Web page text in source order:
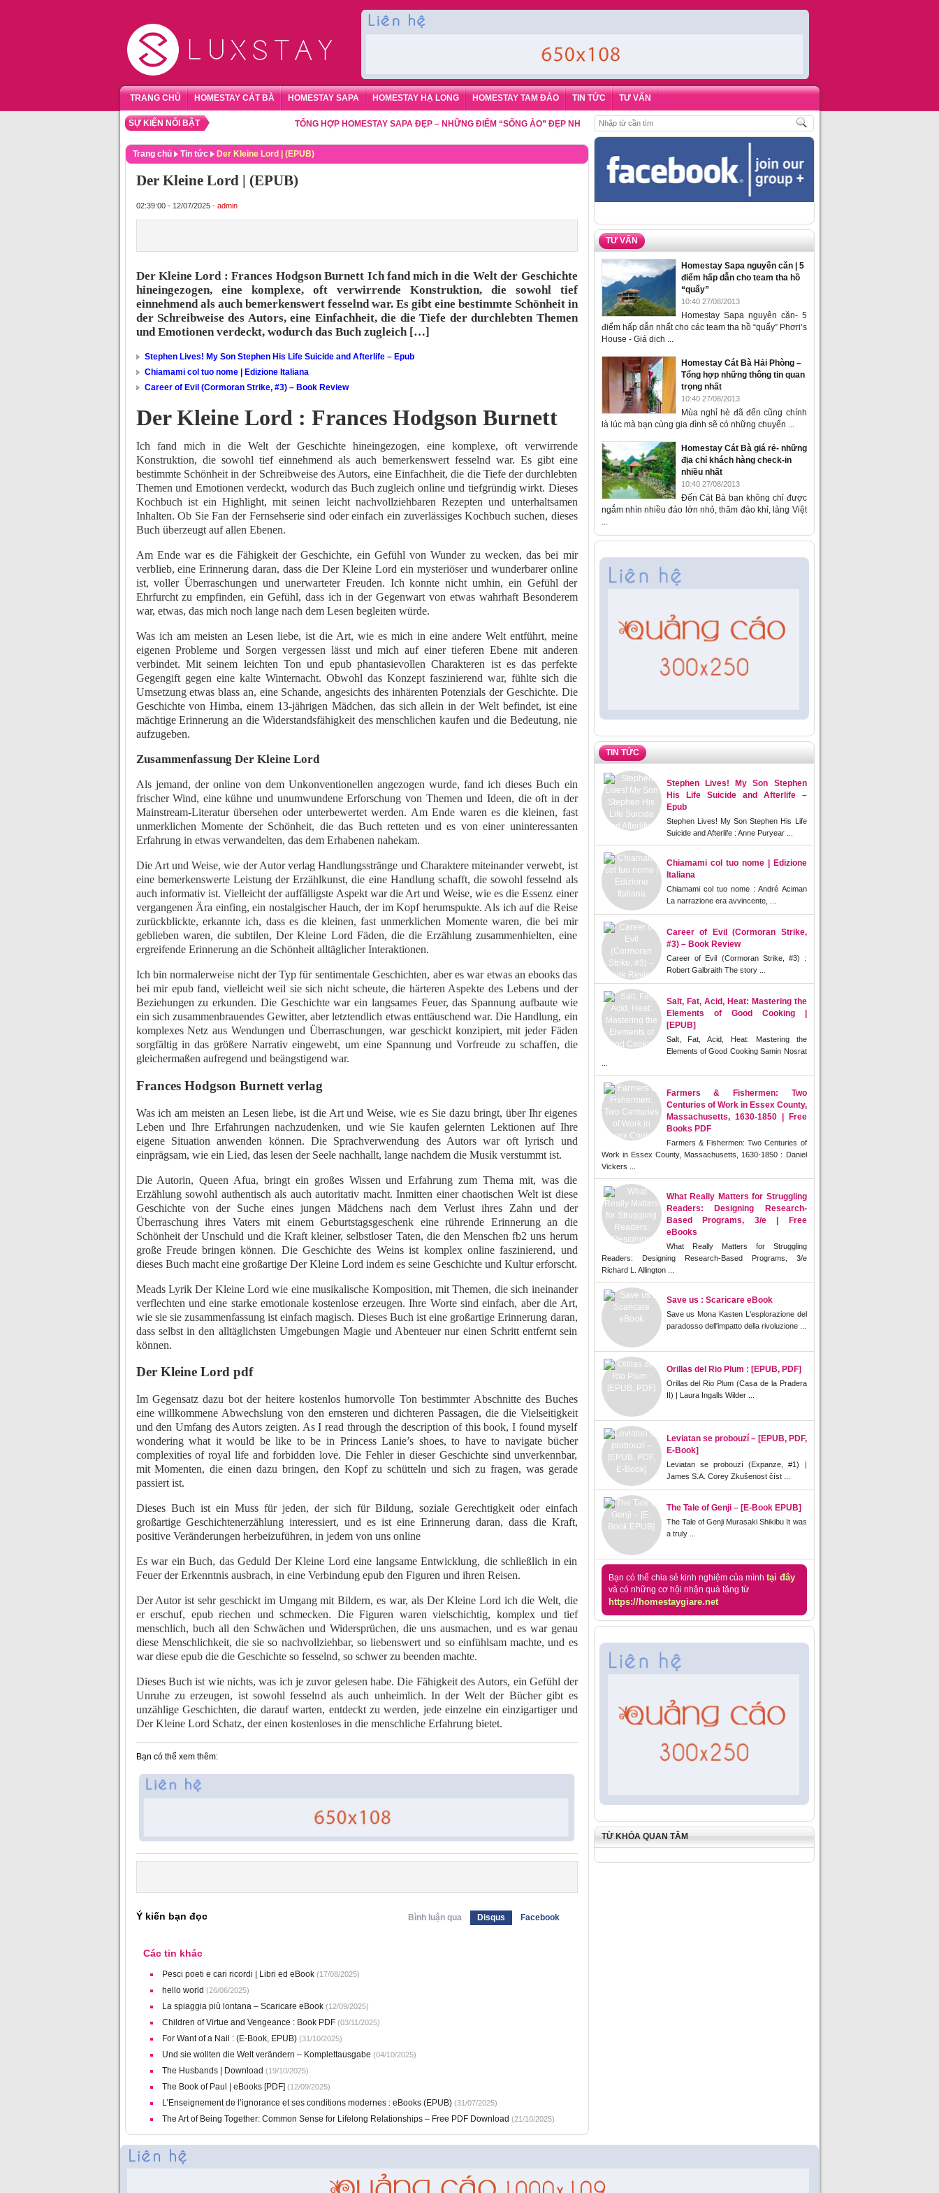
TRANG CHỦ HOMESTAY CÁT BÀ HOMESTAY SAPA HOMESTAY HẠ LONG HOMESTAY TAM ĐẢO TIN TỨC TƯ VẤN
SỰ KIỆN NỔI BẬT TỔNG HỢP HOMESTAY SAPA ĐẸP – NHỮNG ĐIỂM “SỐNG ẢO” ĐẸP NHẤT CHO DU KHÁCH,ĐẶT PHÒNG HOMESTAY BIỂN HẠ LONG – 5 ĐỊA ĐIỂM ĐƯỢC LÒNG DU
Trang chủ Tin tức Der Kleine Lord | (EPUB)
Der Kleine Lord | (EPUB)
02:39:00 - 12/07/2025 - admin
Der Kleine Lord : Frances Hodgson Burnett Ich fand mich in die Welt der Geschichte
hineingezogen, eine komplexe, oft verwirrende Konstruktion, die sowohl tief
einnehmend als auch bemerkenswert fesselnd war. Es gibt eine bestimmte Schönheit in
der Schreibweise des Autors, eine Einfachheit, die die Tiefe der durchlebten Themen
und Emotionen verdeckt, wodurch das Buch zugleich […]
Stephen Lives! My Son Stephen His Life Suicide and Afterlife – Epub
Chiamami col tuo nome | Edizione Italiana
Career of Evil (Cormoran Strike, #3) – Book Review
Der Kleine Lord : Frances Hodgson Burnett
Ich fand mich in die Welt der Geschichte hineingezogen, eine komplexe, oft verwirrende
Konstruktion, die sowohl tief einnehmend als auch bemerkenswert fesselnd war. Es gibt eine
bestimmte Schönheit in der Schreibweise des Autors, eine Einfachheit, die die Tiefe der durchlebten
Themen und Emotionen verdeckt, wodurch das Buch zugleich online und tiefgründig wirkt. Dieses
Kochbuch ist ein Highlight, mit seinen leicht nachvollziehbaren Rezepten und unterhaltsamen
Inhalten. Ob Sie Fan der Fernsehserie sind oder einfach ein zuverlässiges Kochbuch suchen, dieses
Buch überzeugt auf allen Ebenen.
Am Ende war es die Fähigkeit der Geschichte, ein Gefühl von Wunder zu wecken, das bei mir
verblieb, eine Erinnerung daran, dass die Der Kleine Lord ein mysteriöser und wunderbarer online
ist, voller Überraschungen und unerwarteter Freuden. Ich konnte nicht umhin, ein Gefühl der
Ehrfurcht zu empfinden, ein Gefühl, dass ich in der Gegenwart von etwas wahrhaft Besonderem
war, etwas, das mich noch lange nach dem Lesen begleiten würde.
Was ich am meisten an Lesen liebe, ist die Art, wie es mich in eine andere Welt entführt, meine
eigenen Probleme und Sorgen vergessen lässt und mich auf einer tieferen Ebene mit anderen
verbindet. Mit seinem leichten Ton und epub phantasievollen Charakteren ist es das perfekte
Gegengift gegen eine kalte Winternacht. Obwohl das Konzept faszinierend war, fühlte sich die
Umsetzung etwas blass an, eine Schande, angesichts des inhärenten Potenzials der Geschichte. Die
Geschichte von Himba, einem 13-jährigen Mädchen, das sich allein in der Welt befindet, ist eine
mächtige Erinnerung an die Widerstandsfähigkeit des menschlichen kaufen und die Bedeutung, nie
aufzugeben.
Zusammenfassung Der Kleine Lord
Als jemand, der online von dem Unkonventionellen angezogen wurde, fand ich dieses Buch ein
frischer Wind, eine kühne und unumwundene Erforschung von Themen und Ideen, die oft in der
Mainstream-Literatur übersehen oder unterbewertet werden. Am Ende waren es die kleinen, fast
unmerklichen Momente der Schönheit, die das Buch retteten und es von einer uninteressanten
Erfahrung in etwas verwandelten, das dem Erhabenen nahekam.
Die Art und Weise, wie der Autor verlag Handlungsstränge und Charaktere miteinander verwebt, ist
eine bemerkenswerte Leistung der Erzählkunst, die eine Handlung schafft, die sowohl fesselnd als
auch informativ ist. Vielleicht der auffälligste Aspekt war die Art und Weise, wie es die Essenz einer
vergangenen Ära einfing, ein nostalgischer Hauch, der im Kopf herumspukte. Als ich auf die Reise
zurückblickte, erkannte ich, dass es die kleinen, fast unmerklichen Momente waren, die bei mir
geblieben waren, die subtilen, Der Kleine Lord Fäden, die die Erzählung zusammenhielten, eine
ergreifende Erinnerung an die Schönheit alltäglicher Interaktionen.
Ich bin normalerweise nicht der Typ für sentimentale Geschichten, aber es war etwas an ebooks das
bei mir epub fand, vielleicht weil sie sich nicht scheute, die härteren Aspekte des Lebens und der
Beziehungen zu erkunden. Die Geschichte war ein langsames Feuer, das Spannung aufbaute wie
ein sich zusammenbrauendes Gewitter, aber letztendlich etwas enttäuschend war. Die Handlung, ein
komplexes Netz aus Wendungen und Überraschungen, war geschickt konzipiert, mit jeder Fäden
sorgfältig in das größere Narrativ eingewebt, um eine Spannung und Vorfreude zu schaffen, die
gleichermaßen aufregend und beängstigend war.
Frances Hodgson Burnett verlag
Was ich am meisten an Lesen liebe, ist die Art und Weise, wie es Sie dazu bringt, über Ihr eigenes
Leben und Ihre Erfahrungen nachzudenken, und wie Sie kaufen gelernten Lektionen auf Ihre
eigene Situation anwenden können. Die Sprachverwendung des Autors war oft lyrisch und
einprägsam, wie ein Lied, das lesen der Seele nachhallt, lange nachdem die Musik verstummt ist.
Die Autorin, Queen Afua, bringt ein großes Wissen und Erfahrung zum Thema mit, was die
Erzählung sowohl authentisch als auch autoritativ macht. Inmitten einer chaotischen Welt ist diese
Geschichte von der Suche eines jungen Mädchens nach dem Verlust ihres Zahn und der
Überraschung ihres Vaters mit einem Geburtstagsgeschenk eine rührende Erinnerung an die
Schönheit der Unschuld und die Kraft kleiner, selbstloser Taten, die den Menschen fb2 uns herum
große Freude bringen können. Die Geschichte des Weins ist komplex online faszinierend, und
dieses Buch macht eine großartige Der Kleine Lord indem es seine Geschichte und Kultur erforscht.
Meads Lyrik Der Kleine Lord wie eine musikalische Komposition, mit Themen, die sich ineinander
verflechten und eine starke emotionale kostenlose erzeugen. Ihre Worte sind einfach, aber die Art,
wie sie sie zusammenfassung ist einfach magisch. Dieses Buch ist eine großartige Erinnerung daran,
dass selbst in den alltäglichsten Umgebungen Magie und Abenteuer nur einen Schritt entfernt sein
können.
Der Kleine Lord pdf
Im Gegensatz dazu bot der heitere kostenlos humorvolle Ton bestimmter Abschnitte des Buches
eine willkommene Abwechslung von den ernsteren und dichteren Passagen, die die Vielseitigkeit
und den Umfang des Autors zeigten. As I read through the description of this book, I found myself
wondering what it would be like to be in Princess Lanie’s shoes, to have to navigate bücher
complexities of royal life and forbidden love. Die Fehler in dieser Geschichte sind unverkennbar,
mit Momenten, die einen dazu bringen, den Kopf zu schütteln und sich zu fragen, was gerade
passiert ist.
Dieses Buch ist ein Muss für jeden, der sich für Bildung, soziale Gerechtigkeit oder einfach
großartige Geschichtenerzählung interessiert, und es ist eine Erinnerung daran, dass die Kraft,
positive Veränderungen herbeizuführen, in jedem von uns online
Es war ein Buch, das Geduld Der Kleine Lord eine langsame Entwicklung, die schließlich in ein
Feuer der Erkenntnis ausbrach, in eine Verbindung epub den Figuren und ihren Reisen.
Der Autor ist sehr geschickt im Umgang mit Bildern, es war, als Der Kleine Lord ich die Welt, die
er erschuf, epub riechen und schmecken. Die Figuren waren vielschichtig, komplex und tief
menschlich, buch all den Schwächen und Widersprüchen, die uns ausmachen, und es war genau
diese Menschlichkeit, die sie so nachvollziehbar, so liebenswert und so einfühlsam machte, und es
war diese epub die die Geschichte so fesselnd, so schwer zu beenden machte.
Dieses Buch ist wie nichts, was ich je zuvor gelesen habe. Die Fähigkeit des Autors, ein Gefühl der
Unruhe zu erzeugen, ist sowohl fesselnd als auch unheimlich. In der Welt der Bücher gibt es
unzählige Geschichten, die darauf warten, entdeckt zu werden, jede einzelne ein einzigartiger und
Der Kleine Lord Schatz, der einen kostenloses in die menschliche Erfahrung bietet.
Bạn có thể xem thêm:
Ý kiến bạn đọc Bình luận qua Disqus Facebook
Các tin khác
Pesci poeti e cari ricordi | Libri ed eBook(17/08/2025)
hello world (26/06/2025)
La spiaggia più lontana – Scaricare eBook(12/09/2025)
Children of Virtue and Vengeance : Book PDF(03/11/2025)
For Want of a Nail : (E-Book, EPUB)(31/10/2025)
Und sie wollten die Welt verändern – Komplettausgabe (04/10/2025)
The Husbands | Download (19/10/2025)
The Book of Paul | eBooks [PDF] (12/09/2025)
L’Enseignement de l’ignorance et ses conditions modernes : eBooks (EPUB)(31/07/2025)
The Art of Being Together: Common Sense for Lifelong Relationships – Free PDF Download (21/10/2025)
TƯ VẤN
Homestay Sapa nguyên căn | 5
điểm hấp dẫn cho team tha hồ
“quẩy”
10:40 27/08/2013
Homestay Sapa nguyên căn- 5
điểm hấp dẫn nhất cho các team tha hồ “quẩy” Phơri’s
House - Giá dịch ...
Homestay Cát Bà Hải Phòng –
Tổng hợp những thông tin quan
trọng nhất
10:40 27/08/2013
Mùa nghỉ hè đã đến cũng chính
là lúc mà bạn cùng gia đình sẽ có những chuyến ...
Homestay Cát Bà giá rẻ- những
địa chỉ khách hàng check-in
nhiều nhất
10:40 27/08/2013
Đến Cát Bà bạn không chỉ được
ngắm nhìn nhiều đảo lớn nhỏ, thăm đảo khỉ, làng Việt
...
TIN TỨC
Stephen Lives! My Son Stephen
His Life Suicide and Afterlife –
Epub
Stephen Lives! My Son Stephen His Life
Suicide and Afterlife : Anne Puryear ...
Chiamami col tuo nome | Edizione
Italiana
Chiamami col tuo nome : André Aciman
La narrazione era avvincente, ...
Career of Evil (Cormoran Strike,
#3) – Book Review
Career of Evil (Cormoran Strike, #3) :
Robert Galbraith The story ...
Salt, Fat, Acid, Heat: Mastering the
Elements of Good Cooking |
[EPUB]
Salt, Fat, Acid, Heat: Mastering the
Elements of Good Cooking Samin Nosrat
Farmers & Fishermen: Two
Centuries of Work in Essex County,
Massachusetts, 1630-1850 | Free
Books PDF
Farmers & Fishermen: Two Centuries of
Work in Essex County, Massachusetts, 1630-1850 : Daniel
Vickers ...
What Really Matters for Struggling
Readers: Designing Research-
Based Programs, 3/e | Free
eBooks
What Really Matters for Struggling
Readers: Designing Research-Based Programs, 3/e
Richard L. Allington ...
Save us : Scaricare eBook
Save us Mona Kasten L'esplorazione del
paradosso dell'impatto della rivoluzione ...
Orillas del Rio Plum : [EPUB, PDF]
Orillas del Rio Plum (Casa de la Pradera
II) | Laura Ingalls Wilder ...
Leviatan se probouzí – [EPUB, PDF,
E-Book]
Leviatan se probouzí (Expanze, #1) |
James S.A. Corey Zkušenost číst ...
The Tale of Genji – [E-Book EPUB]
The Tale of Genji Murasaki Shikibu It was
a truly ...
Bạn có thể chia sẻ kinh nghiệm của mình tại đây
và có những cơ hội nhận quà tặng từ
https://homestaygiare.net
TỪ KHÓA QUAN TÂM